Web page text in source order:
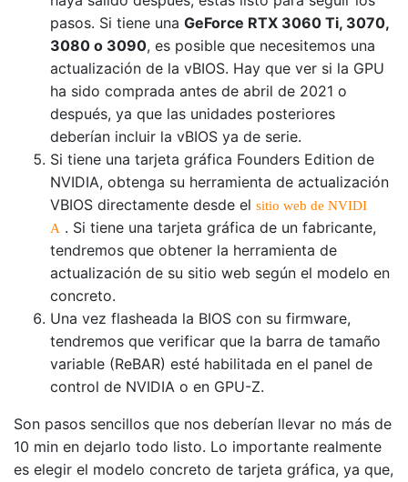
pasos. Si tiene una GeForce RTX 3060 Ti, 3070,
3080 o 3090, es posible que necesitemos una
actualización de la vBIOS. Hay que ver si la GPU
ha sido comprada antes de abril de 2021 o
después, ya que las unidades posteriores
deberían incluir la vBIOS ya de serie.
Si tiene una tarjeta gráfica Founders Edition de
NVIDIA, obtenga su herramienta de actualización
VBIOS directamente desde el sitio web de NVIDI
A . Si tiene una tarjeta gráfica de un fabricante,
tendremos que obtener la herramienta de
actualización de su sitio web según el modelo en
concreto.
Una vez flasheada la BIOS con su firmware,
tendremos que verificar que la barra de tamaño
variable (ReBAR) esté habilitada en el panel de
control de NVIDIA o en GPU-Z.
Son pasos sencillos que nos deberían llevar no más de
10 min en dejarlo todo listo. Lo importante realmente
es elegir el modelo concreto de tarjeta gráfica, ya que,